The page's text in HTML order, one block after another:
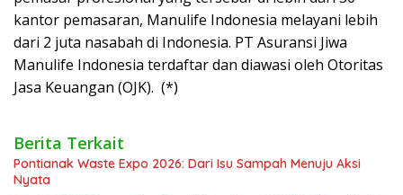
kantor pemasaran, Manulife Indonesia melayani lebih
dari 2 juta nasabah di Indonesia. PT Asuransi Jiwa
Manulife Indonesia terdaftar dan diawasi oleh Otoritas
Jasa Keuangan (OJK). (*)
Berita Terkait
Pontianak Waste Expo 2026: Dari Isu Sampah Menuju Aksi
Nyata